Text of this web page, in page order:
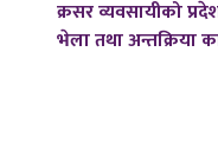
क्रसर व्यवसायीको
भेला तथा अन्तक्रिया